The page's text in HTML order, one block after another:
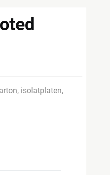
isolatplaten,